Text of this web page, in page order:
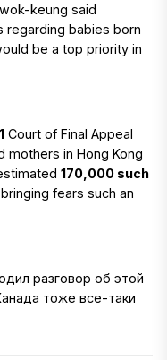
keung said
regarding babies born
be a top priority in
Court of Final Appeal
mothers in Hong Kong
170,000 such
, bringing fears such an
разговор об этой
тоже все-таки